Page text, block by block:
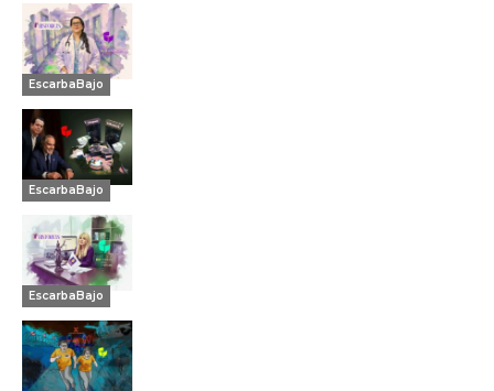
EscarbaBajo
EscarbaBajo
EscarbaBajo